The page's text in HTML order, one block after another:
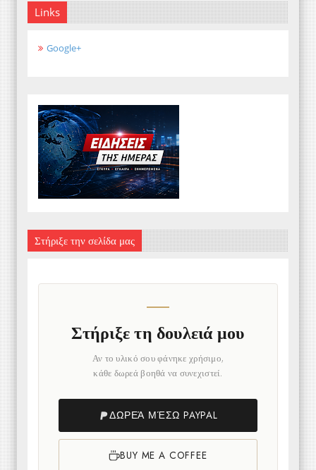
Links
Google+
Στήριξε την σελίδα μας
Στήριξε τη δουλειά μου
Αν το υλικό σου φάνηκε χρήσιμο,
κάθε δωρεά βοηθά να συνεχιστεί.
ΔΩΡΕΆ ΜΈΣΩ PAYPAL
BUY ME A COFFEE